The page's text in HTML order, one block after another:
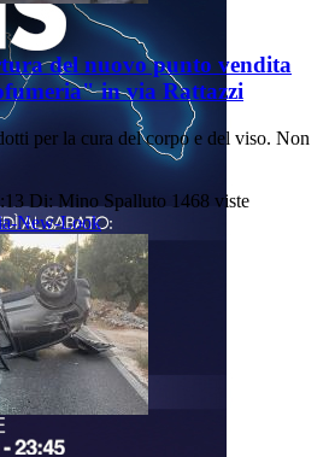
del nuovo punto vendita
in via Rattazzi
per la cura del corpo e del viso. Non
Di: Mino Spalluto 1468 viste
New-Look